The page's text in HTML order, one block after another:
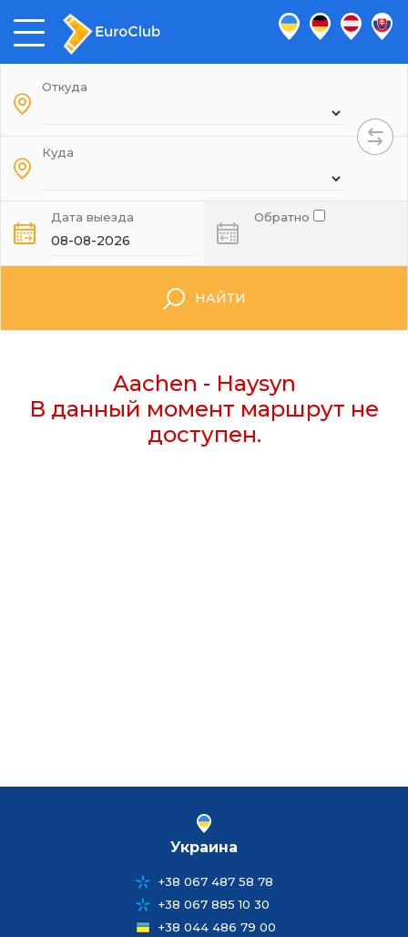
Откуда
Куда
Дата выезда Обратно
НАЙТИ
Aachen - Haysyn
В данный момент маршрут не
доступен.
Украина
+38 067 487 58 78
+38 067 885 10 30
+38 044 486 79 00